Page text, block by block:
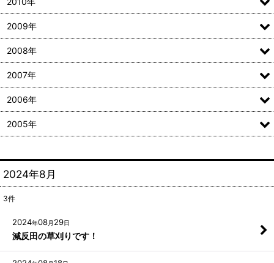
2024年8月
3件
2024年08月 29日
減反田の草刈りです！
2009年
2008年
2007年
2006年
2005年